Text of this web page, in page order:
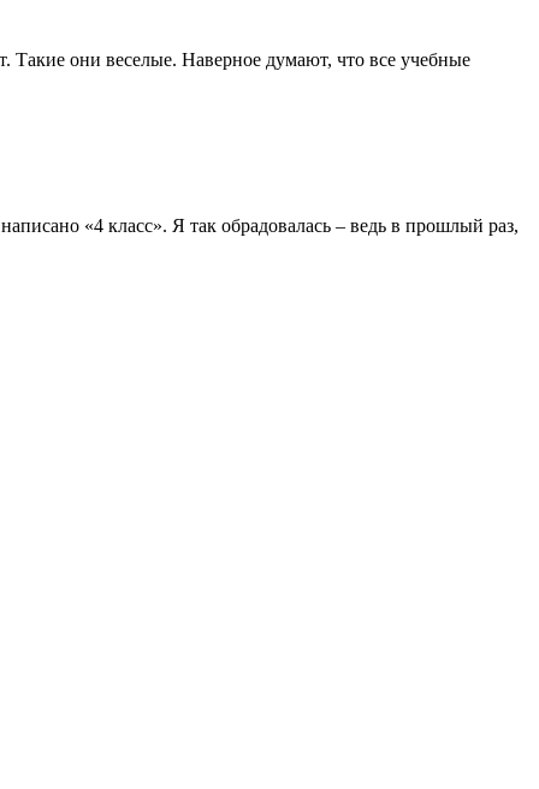
они веселые. Наверное думают, что все учебные
«4 класс». Я так обрадовалась – ведь в прошлый раз,